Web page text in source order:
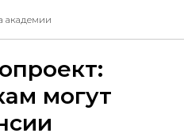
академии
могут